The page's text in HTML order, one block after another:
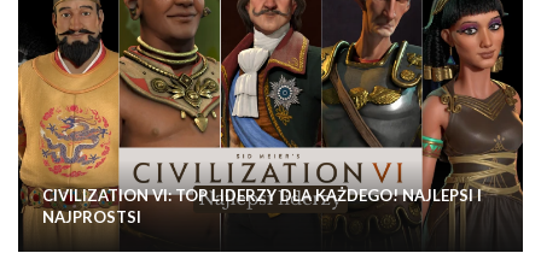
CIVILIZATION VI: TOP LIDERZY DLA KAŻDEGO! NAJLEPSI I
NAJPROSTSI